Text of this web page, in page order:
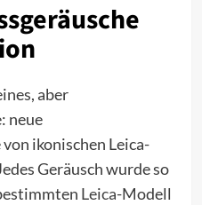
aber
neue
ikonischen Leica-
Geräusch wurde so
Leica-Modell